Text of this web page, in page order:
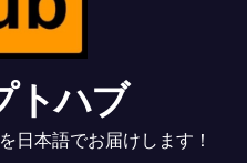
トハブ
日本語でお届けします！